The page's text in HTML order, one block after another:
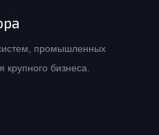
промышленных
бизнеса.